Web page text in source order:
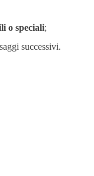
o speciali;
successivi.